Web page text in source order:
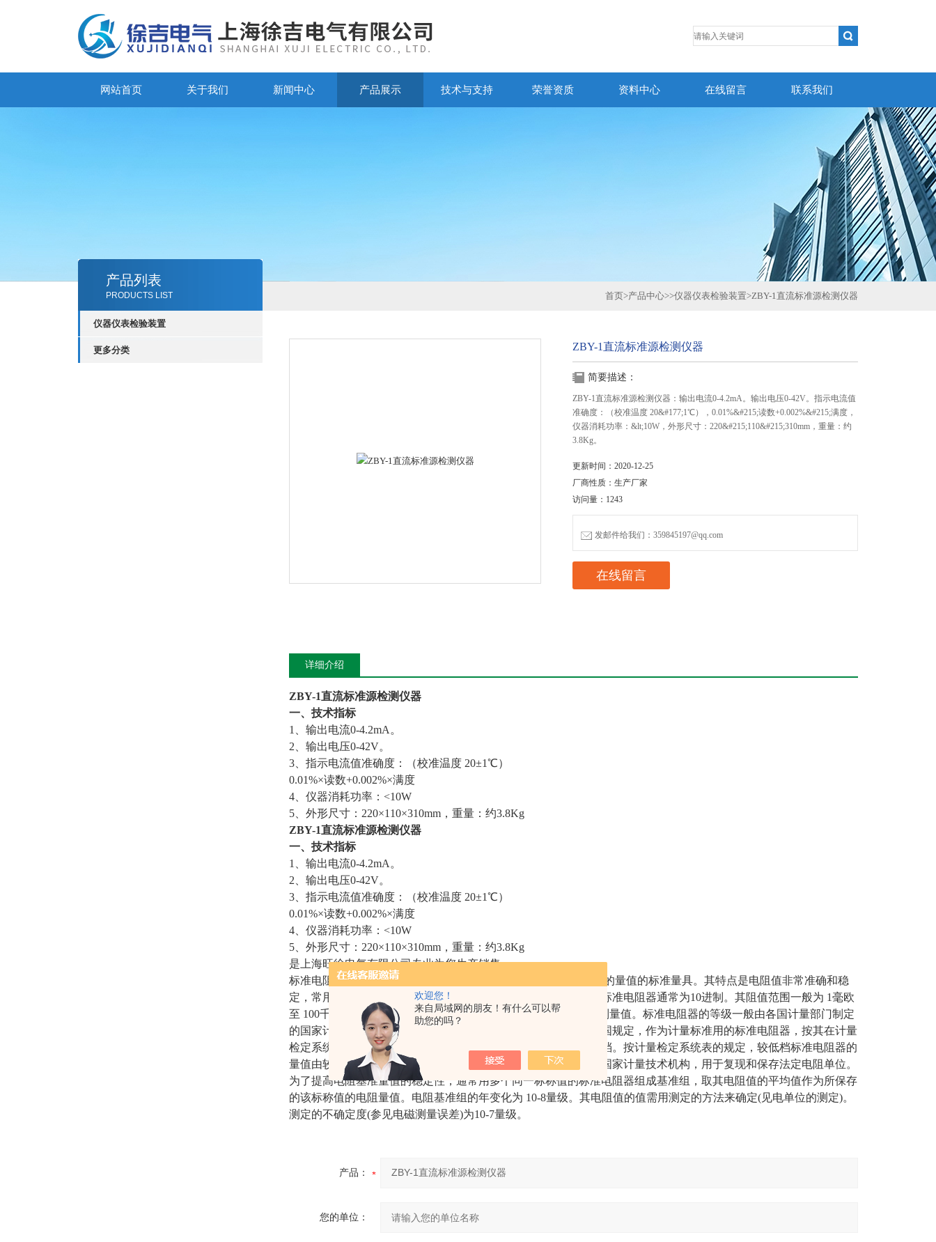
欢迎您！
来自局域网的朋友！有什么可以帮
助您的吗？
网站首页 关于我们 新闻中心 产品展示 技术与支持 荣誉资质 资料中心 在线留言 联系我们
产品列表
PRODUCTS LIST
仪器仪表检验装置
更多分类
首页>产品中心>>仪器仪表检验装置>ZBY-1直流标准源检测仪器
ZBY-1直流标准源检测仪器
简要描述：
ZBY-1直流标准源检测仪器：输出电流0-4.2mA。输出电压0-42V。指示电流值
准确度：（校准温度 20&#177;1℃），0.01%&#215;读数+0.002%&#215;满度，
仪器消耗功率：&lt;10W，外形尺寸：220&#215;110&#215;310mm，重量：约
3.8Kg。
更新时间：2020-12-25
厂商性质：生产厂家
访问量：1243
发邮件给我们：359845197@qq.com
在线留言
详细介绍
ZBY-1直流标准源检测仪器
一、技术指标
1、输出电流0-4.2mA。
2、输出电压0-42V。
3、指示电流值准确度：（校准温度 20±1℃）
0.01%×读数+0.002%×满度
4、仪器消耗功率：<10W
5、外形尺寸：220×110×310mm，重量：约3.8Kg
ZBY-1直流标准源检测仪器
一、技术指标
1、输出电流0-4.2mA。
2、输出电压0-42V。
3、指示电流值准确度：（校准温度 20±1℃）
0.01%×读数+0.002%×满度
4、仪器消耗功率：<10W
5、外形尺寸：220×110×310mm，重量：约3.8Kg
是上海旺徐电气有限公司专业为您生产销售。
标准电阻器(standard resistor )用于保存电磁单位制中电阻单位欧姆的量值的标准量具。其特点是电阻值非常准确和稳
定，常用作计量标准，或装在电测量仪器内作为标准电阻元件。标准电阻器通常为10进制。其阻值范围一般为 1毫欧
至 100千欧，特殊情况下也可做成更小或更大的量值，或非十进制量值。标准电阻器的等级一般由各国计量部门制定
的国家计量检定系统表和有关的国家标准所规定。中华人民共和国规定，作为计量标准用的标准电阻器，按其在计量
检定系统表中的位置分为计量基准、计量标准和工作计量器具三档。按计量检定系统表的规定，较低档标准电阻器的
量值由较高档传递。直流电阻基准是高档的标准电阻器，保存在国家计量技术机构，用于复现和保存法定电阻单位。
为了提高电阻基准量值的稳定性，通常用多个同一标称值的标准电阻器组成基准组，取其电阻值的平均值作为所保存
的该标称值的电阻量值。电阻基准组的年变化为 10-8量级。其电阻值的值需用测定的方法来确定(见电单位的测定)。
测定的不确定度(参见电磁测量误差)为10-7量级。
产品：
您的单位：